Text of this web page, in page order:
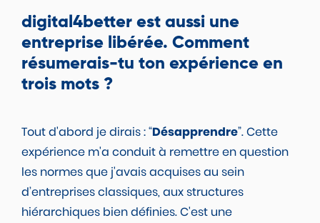
digital4better est aussi une
entreprise libérée. Comment
résumerais-tu ton expérience en
trois mots ?
Tout d'abord je dirais : “Désapprendre”. Cette
expérience m'a conduit à remettre en question
les normes que j'avais acquises au sein
d’entreprises classiques, aux structures
hiérarchiques bien définies. C'est une